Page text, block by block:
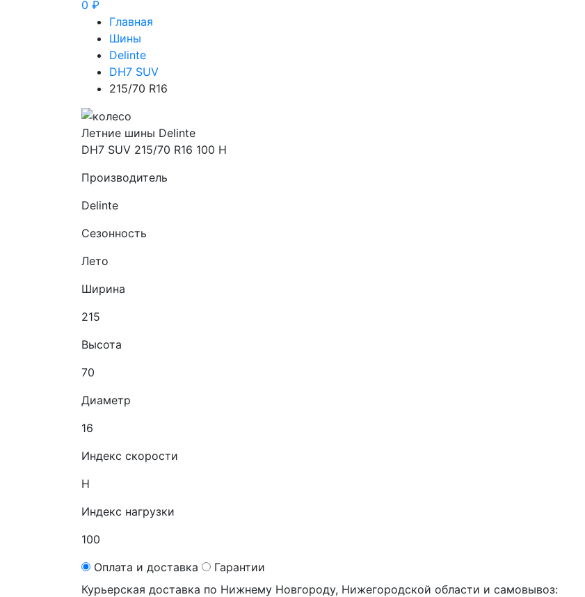
0 ₽
Главная
Шины
Delinte
DH7 SUV
215/70 R16
Летние шины Delinte
DH7 SUV 215/70 R16 100 H
Производитель
Delinte
Сезонность
Лето
Ширина
215
Высота
70
Диаметр
16
Индекс скорости
H
Индекс нагрузки
100
Оплата и доставка
Гарантии
Курьерская доставка по Нижнему Новгороду, Нижегородской области и самовывоз: